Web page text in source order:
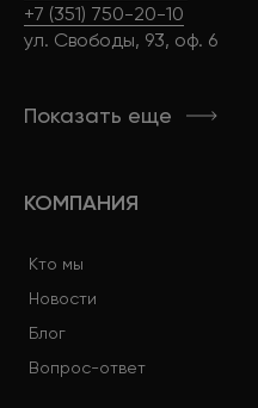
+7 (351) 750-20-10
ул. Свободы, 93, оф. 6
Показать еще
КОМПАНИЯ
Кто мы
Новости
Блог
Вопрос-ответ